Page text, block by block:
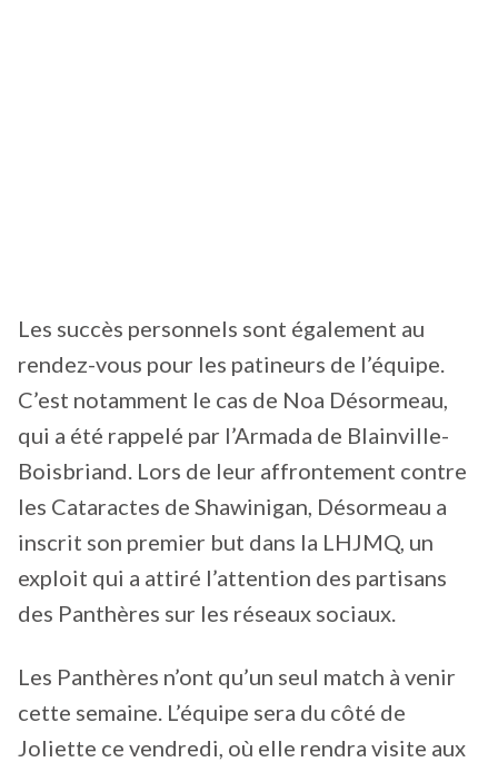
Les succès personnels sont également au
rendez-vous pour les patineurs de l’équipe.
C’est notamment le cas de Noa Désormeau,
qui a été rappelé par l’Armada de Blainville-
Boisbriand. Lors de leur affrontement contre
les Cataractes de Shawinigan, Désormeau a
inscrit son premier but dans la LHJMQ, un
exploit qui a attiré l’attention des partisans
des Panthères sur les réseaux sociaux.
Les Panthères n’ont qu’un seul match à venir
cette semaine. L’équipe sera du côté de
Joliette ce vendredi, où elle rendra visite aux